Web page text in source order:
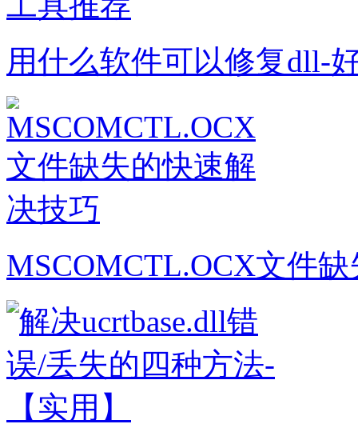
用什么软件可以修复dll-
MSCOMCTL.OCX文件